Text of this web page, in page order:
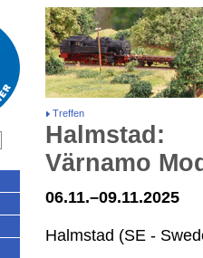
Treffen
Halmstad:
Värnamo
06.11.–09.11.2025
Halmstad (SE -